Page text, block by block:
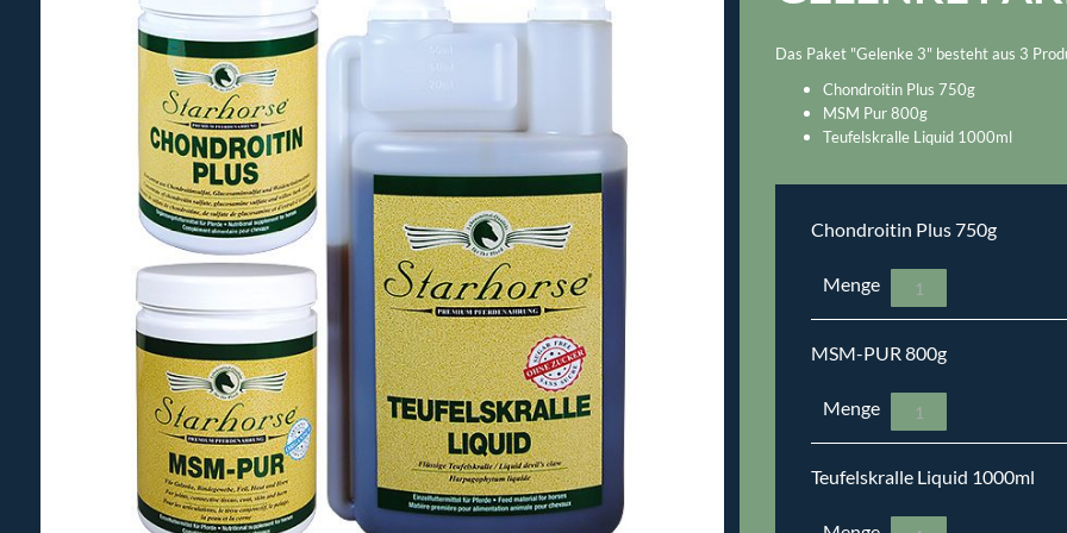
Das Paket "Gelenke 3" besteht aus 3
Chondroitin Plus 750g
MSM Pur 800g
Teufelskralle Liquid 1000ml
Chondroitin Plus 750g
Menge
MSM-PUR 800g
Menge
Teufelskralle Liquid 1000ml